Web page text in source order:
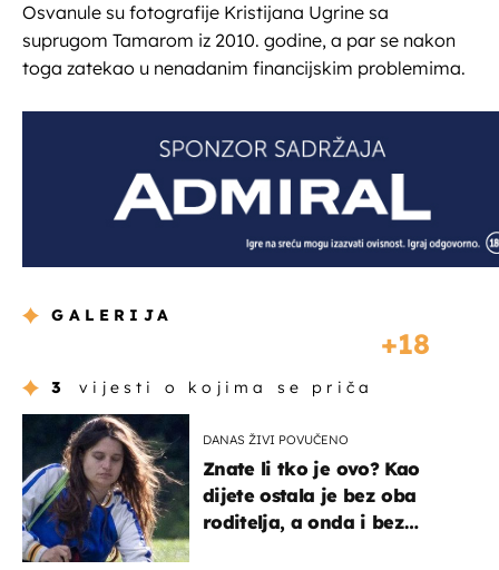
Osvanule su fotografije Kristijana Ugrine sa
suprugom Tamarom iz 2010. godine, a par se nakon
toga zatekao u nenadanim financijskim problemima.
GALERIJA
18
3 vijesti o kojima se priča
DANAS ŽIVI POVUČENO
Znate li tko je ovo? Kao
dijete ostala je bez oba
roditelja, a onda i bez